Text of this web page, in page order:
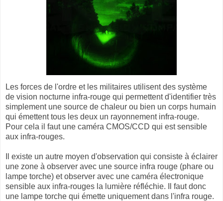
Les forces de l'ordre et les militaires utilisent des système
de vision nocturne infra-rouge qui permettent d'identifier très
simplement une source de chaleur ou bien un corps humain
qui émettent tous les deux un rayonnement infra-rouge.
Pour cela il faut une caméra CMOS/CCD qui est sensible
aux infra-rouges.
Il existe un autre moyen d'observation qui consiste à éclairer
une zone à observer avec une source infra rouge (phare ou
lampe torche) et observer avec une caméra électronique
sensible aux infra-rouges la lumière réfléchie. Il faut donc
une lampe torche qui émette uniquement dans l'infra rouge.